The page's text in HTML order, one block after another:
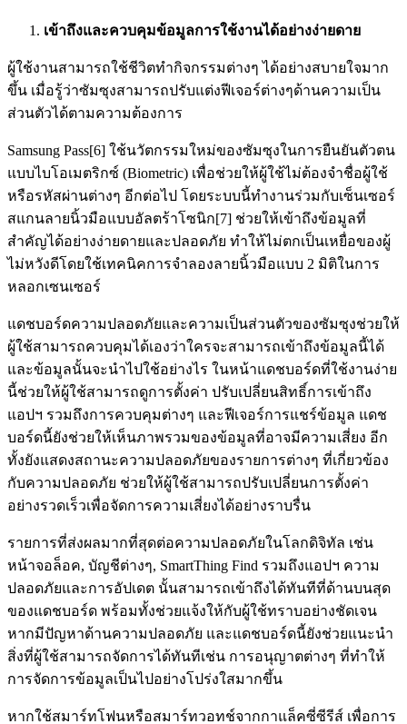
เข้าถึงและควบคุมข้อมูลการใช้งานได้อย่างง่ายดาย
ผู้ใช้งานสามารถใช้ชีวิตทำกิจกรรมต่างๆ ได้อย่างสบายใจมาก
ขึ้น เมื่อรู้ว่าซัมซุงสามารถปรับแต่งฟีเจอร์ต่างๆด้านความเป็น
ส่วนตัวได้ตามความต้องการ
Samsung Pass[6] ใช้นวัตกรรมใหม่ของซัมซุงในการยืนยันตัวตน
แบบไบโอเมตริกซ์ (Biometric) เพื่อช่วยให้ผู้ใช้ไม่ต้องจำชื่อผู้ใช้
หรือรหัสผ่านต่างๆ อีกต่อไป โดยระบบนี้ทำงานร่วมกับเซ็นเซอร์
สแกนลายนิ้วมือแบบอัลตร้าโซนิก[7] ช่วยให้เข้าถึงข้อมูลที่
สำคัญได้อย่างง่ายดายและปลอดภัย ทำให้ไม่ตกเป็นเหยื่อของผู้
ไม่หวังดีโดยใช้เทคนิคการจำลองลายนิ้วมือแบบ 2 มิติในการ
หลอกเซนเซอร์
แดชบอร์ดความปลอดภัยและความเป็นส่วนตัวของซัมซุงช่วยให้
ผู้ใช้สามารถควบคุมได้เองว่าใครจะสามารถเข้าถึงข้อมูลนี้ได้
และข้อมูลนั้นจะนำไปใช้อย่างไร ในหน้าแดชบอร์ดที่ใช้งานง่าย
นี้ช่วยให้ผู้ใช้สามารถดูการตั้งค่า ปรับเปลี่ยนสิทธิ์การเข้าถึง
แอปฯ รวมถึงการควบคุมต่างๆ และฟีเจอร์การแชร์ข้อมูล แดช
บอร์ดนี้ยังช่วยให้เห็นภาพรวมของข้อมูลที่อาจมีความเสี่ยง อีก
ทั้งยังแสดงสถานะความปลอดภัยของรายการต่างๆ ที่เกี่ยวข้อง
กับความปลอดภัย ช่วยให้ผู้ใช้สามารถปรับเปลี่ยนการตั้งค่า
อย่างรวดเร็วเพื่อจัดการความเสี่ยงได้อย่างราบรื่น
รายการที่ส่งผลมากที่สุดต่อความปลอดภัยในโลกดิจิทัล เช่น
หน้าจอล็อค, บัญชีต่างๆ, SmartThing Find รวมถึงแอปฯ ความ
ปลอดภัยและการอัปเดต นั้นสามารถเข้าถึงได้ทันทีที่ด้านบนสุด
ของแดชบอร์ด พร้อมทั้งช่วยแจ้งให้กับผู้ใช้ทราบอย่างชัดเจน
หากมีปัญหาด้านความปลอดภัย และแดชบอร์ดนี้ยังช่วยแนะนำ
สิ่งที่ผู้ใช้สามารถจัดการได้ทันทีเช่น การอนุญาตต่างๆ ที่ทำให้
การจัดการข้อมูลเป็นไปอย่างโปร่งใสมากขึ้น
หากใช้สมาร์ทโฟนหรือสมาร์ทวอทช์จากกาแล็คซี่ซีรีส์ เพื่อการ